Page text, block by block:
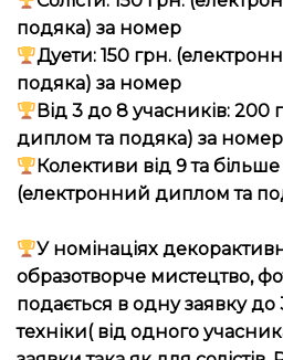
подяка) за номер
Дуети: 150 грн.
подяка) за номер
Від 3 до 8 учасників:
диплом та подяка) за номер
Колективи від 9 та
(електронний диплом та
У номінаціях
образотворче мистецтво,
подається в одну заявку до
техніки( від одного